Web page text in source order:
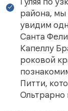
района, мы
увидим
Санта
Капеллу
роковой
Питти,
Ольтрарно